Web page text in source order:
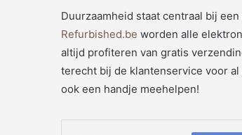
Duurzaamheid staat centraal bij
Refurbished.be worden alle
altijd profiteren van gratis
terecht bij de klantenservice voor
ook een handje meehelpen!